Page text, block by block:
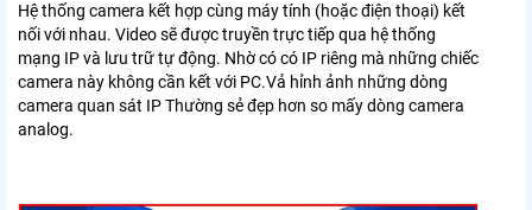
Hệ thống camera kết hợp cùng máy tính (hoặc điện thoại) kết
nối với nhau. Video sẽ được truyền trực tiếp qua hệ thống
mạng IP và lưu trữ tự động. Nhờ có có IP riêng mà những chiếc
camera này không cần kết với PC.Vả hỉnh ảnh những dòng
camera quan sát IP Thường sẻ đẹp hơn so mấy dòng camera
analog.